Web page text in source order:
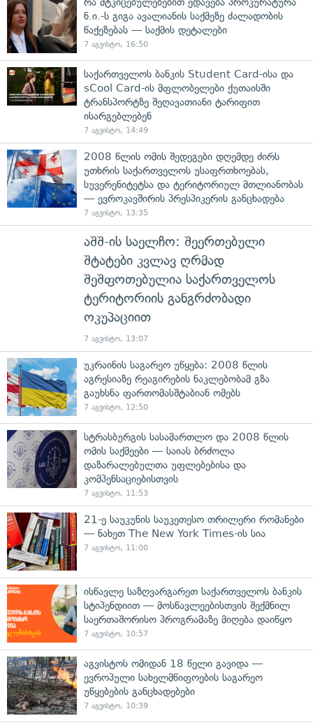
ნ.ი.-ს გიგა ავალიანის საქმეზე ძალადობის
წაქეზებას — საქმის დეტალები
7 აგვისტო, 16:50
საქართველოს ბანკის Student Card-ისა და
sCool Card-ის მფლობელები ქუთაისში
ტრანსპორტზე შეღავათიანი ტარიფით
ისარგებლებენ
7 აგვისტო, 14:49
2008 წლის ომის შედეგები დღემდე ძირს
უთხრის საქართველოს უსაფრთხოებას,
სუვერენიტეტსა და ტერიტორიულ მთლიანობას
— ევროკავშირის პრესპიკერის განცხადება
7 აგვისტო, 13:35
აშშ-ის საელჩო: შეერთებული
შტატები კვლავ ღრმად
შეშფოთებულია საქართველოს
ტერიტორიის განგრძობადი
ოკუპაციით
7 აგვისტო, 13:07
უკრაინის საგარეო უწყება: 2008 წლის
აგრესიაზე რეაგირების ნაკლებობამ გზა
გაუხსნა ფართომასშტაბიან ომებს
7 აგვისტო, 12:50
სტრასბურგის სასამართლო და 2008 წლის
ომის საქმეები — საიას ბრძოლა
დაზარალებულთა უფლებებისა და
კომპენსაციებისთვის
7 აგვისტო, 11:53
21-ე საუკუნის საუკეთესო თრილერი რომანები
— ნახეთ The New York Times-ის სია
7 აგვისტო, 11:00
ისწავლე საზღვარგარეთ საქართველოს ბანკის
სტიპენდიით — მოსწავლეებისთვის შექმნილ
საერთაშორისო პროგრამაზე მიღება დაიწყო
7 აგვისტო, 10:57
აგვისტოს ომიდან 18 წელი გავიდა —
ევროპული სახელმწიფოების საგარეო
უწყებების განცხადებები
7 აგვისტო, 10:39